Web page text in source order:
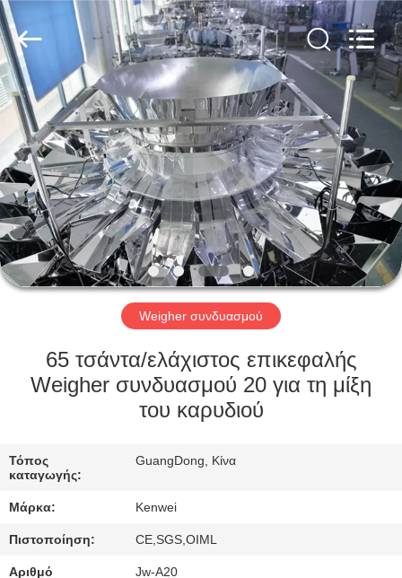
ΑΡΧΙΚΉ
ΣΕΛΊΔΑ
ΠΡΟΪΌΝΤΑ
ΣΧΕΤΙΚΆ
ΜΕ
ΕΜΆΣ
ΓΎΡΟΣ
ΕΡΓΟΣΤΑΣΊΩΝ
ΈΛΕΓΧΟΣ
Kenwei
Intellectualized
Machinery
Co.,
Ltd..
All
Rights
Reserved.
Weigher συνδυασμού
65 τσάντα/ελάχιστος επικεφαλής
Weigher συνδυασμού 20 για τη μίξη
του καρυδιού
Τόπος
καταγωγής:
GuangDong, Κίνα
Μάρκα: Kenwei
Πιστοποίηση: CE,SGS,OIML
Αριθμό
Jw-A20